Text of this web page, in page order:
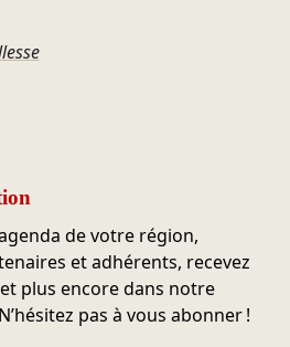
de votre région,
et adhérents, recevez
plus encore dans notre
pas à vous abonner !